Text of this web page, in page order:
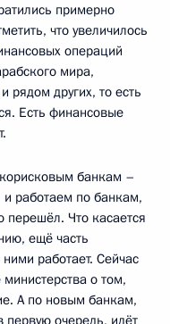
примерно
что увеличилось
операций
мира,
рядом других, то есть
Есть финансовые
банкам –
и работаем по банкам,
Что касается
ещё часть
работает. Сейчас
о том,
А по новым банкам,